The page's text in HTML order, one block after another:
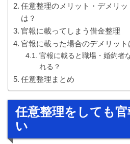
任意整理のメリット・デメリッ
は？
官報に載ってしまう借金整理
官報に載った場合のデメリット
官報に載ると職場・婚約者
れる？
任意整理まとめ
任意整理をしても
い